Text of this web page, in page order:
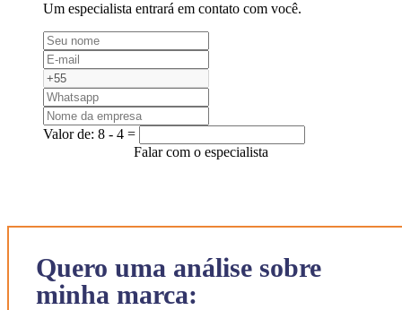
Quero uma análise sobre
minha marca:
Um especialista entrará em contato com você.
Valor de: 8 - 4 =
Falar com o especialista